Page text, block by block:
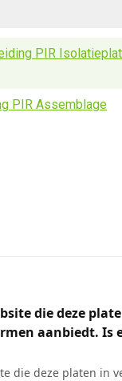
PIR
PIR Assemblage
die deze
aanbiedt. Is
die deze platen in